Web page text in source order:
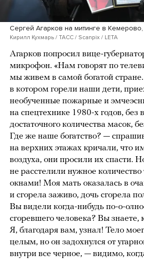
Сергей Агарков на митинге в Кемерово,
Кирилл Кухмарь / ТАСС / Scanpix / LETA
Агарков попросил вице-
микрофон. «Нам говорят по
мы живем в самой богатой
в котором горели наши дети,
необученные пожарные и
на спецтехнике 1980-х годов, без
достаточного количества масок,
Где же наше богатство? —
на верхних этажах кричали, что
воздуха, они просили их спасти.
не расстелили нужное количество
окнами! Моя мать оказалась в
и сгорела заживо, дочь сгорела
Вы видели когда-нибудь по-о-
сгоревшего человека? Вы знаете,
Я, благодаря вам, узнал! Тело
целым, но он задохнулся от
внутри все черное, — видимо,